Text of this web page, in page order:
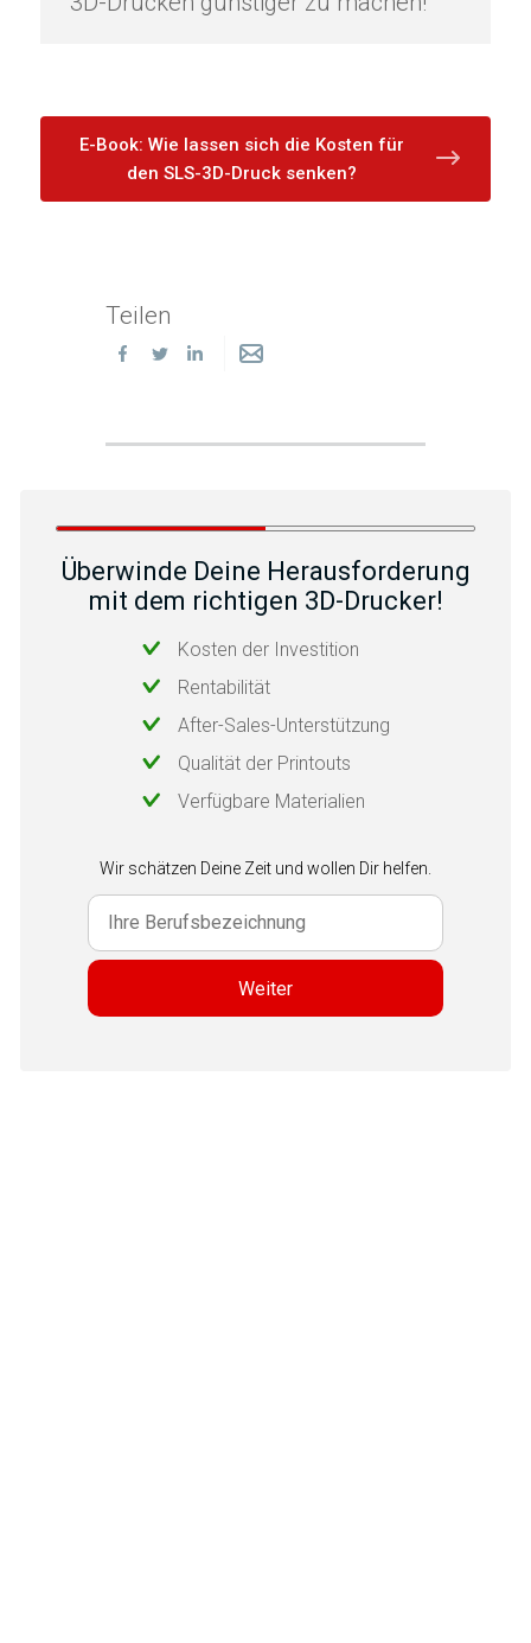
E-Book: Wie lassen sich die Kosten für
den SLS-3D-Druck senken?
Teilen
Überwinde Deine Herausforderung
mit dem richtigen 3D-Drucker!
Kosten der Investition
Rentabilität
After-Sales-Unterstützung
Qualität der Printouts
Verfügbare Materialien
Wir schätzen Deine Zeit und wollen Dir helfen.
Weiter